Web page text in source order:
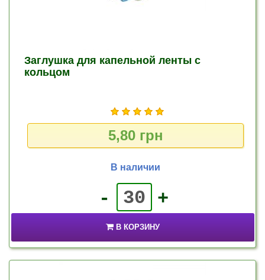
Заглушка для капельной ленты с
кольцом
5,80 грн
В наличии
- +
В КОРЗИНУ